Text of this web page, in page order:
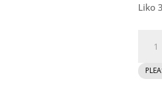
Liko 3
kiekis:
I.Am